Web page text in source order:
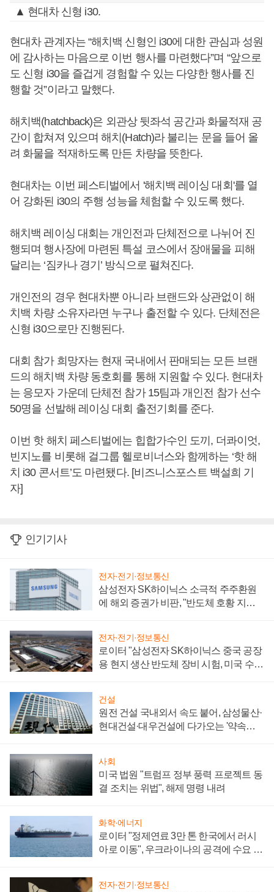
▲ 현대차 신형 i30.
현대차 관계자는 “해치백 신형인 i30에 대한 관심과 성원
에 감사하는 마음으로 이번 행사를 마련했다”며 “앞으로
도 신형 i30을 즐겁게 경험할 수 있는 다양한 행사를 진
행할 것”이라고 말했다.
해치백(hatchback)은 외관상 뒷좌석 공간과 화물적재 공
간이 합쳐져 있으며 해치(Hatch)라 불리는 문을 들어 올
려 화물을 적재하도록 만든 차량을 뜻한다.
현대차는 이번 페스티벌에서 '해치백 레이싱 대회'를 열
어 강화된 i30의 주행 성능을 체험할 수 있도록 했다.
해치백 레이싱 대회는 개인전과 단체전으로 나뉘어 진
행되며 행사장에 마련된 특설 코스에서 장애물을 피해
달리는 ‘짐카나 경기’ 방식으로 펼쳐진다.
개인전의 경우 현대차뿐 아니라 브랜드와 상관없이 해
치백 차량 소유자라면 누구나 출전할 수 있다. 단체전은
신형 i30으로만 진행된다.
대회 참가 희망자는 현재 국내에서 판매되는 모든 브랜
드의 해치백 차량 동호회를 통해 지원할 수 있다. 현대차
는 응모자 가운데 단체전 참가 15팀과 개인전 참가 선수
50명을 선발해 레이싱 대회 출전기회를 준다.
이번 핫 해치 페스티벌에는 힙합가수인 도끼, 더콰이엇,
빈지노를 비롯해 걸그룹 헬로비너스와 함께하는 ‘핫 해
치 i30 콘서트’도 마련됐다. [비즈니스포스트 백설희 기
자]
인기기사
전자·전기·정보통신
삼성전자 SK하이닉스 소극적 주주환원
에 해외 증권가 비판, "반도체 호황 지속
전자·전기·정보통신
로이터 "삼성전자 SK하이닉스 중국 공장
용 현지 생산 반도체 장비 시험, 미국 수출
건설
원전 건설 국내외서 속도 붙어, 삼성물산·
현대건설·대우건설에 다가오는 '약속의
사회
미국 법원 "트럼프 정부 풍력 프로젝트 동
결 조치는 위법", 해제 명령 내려
화학·에너지
로이터 "정제연료 3만 톤 한국에서 러시
아로 이동", 우크라이나의 공격에 수요 늘
전자·전기·정보통신